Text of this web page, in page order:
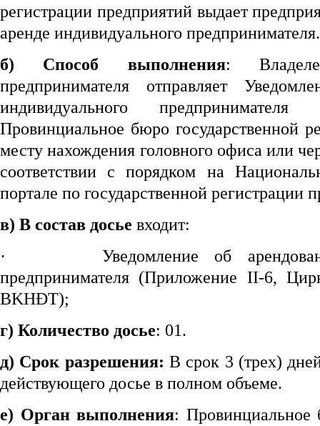
регистрации предприятий выдает
аренде индивидуального предпринимателя.
б) Способ выполнения:
предпринимателя отправляет
индивидуального предпринимателя
Провинциальное бюро государственной
месту нахождения головного офиса или
соответствии с порядком на
портале по государственной регистрации
в) В состав досье входит:
· Уведомление об
предпринимателя (Приложение II-6,
BKHĐT);
г) Количество досье: 01.
д) Срок разрешения: В срок 3 (трех)
действующего досье в полном объеме.
e) Орган выполнения: Провинциальное